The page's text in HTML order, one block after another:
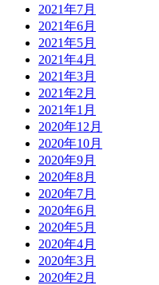
2021年7月
2021年6月
2021年5月
2021年4月
2021年3月
2021年2月
2021年1月
2020年12月
2020年10月
2020年9月
2020年8月
2020年7月
2020年6月
2020年5月
2020年4月
2020年3月
2020年2月